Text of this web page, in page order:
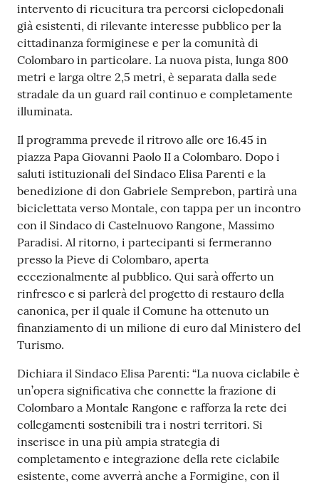
intervento di ricucitura tra percorsi ciclopedonali
già esistenti, di rilevante interesse pubblico per la
cittadinanza formiginese e per la comunità di
Colombaro in particolare. La nuova pista, lunga 800
metri e larga oltre 2,5 metri, è separata dalla sede
stradale da un guard rail continuo e completamente
illuminata.
Il programma prevede il ritrovo alle ore 16.45 in
piazza Papa Giovanni Paolo II a Colombaro. Dopo i
saluti istituzionali del Sindaco Elisa Parenti e la
benedizione di don Gabriele Semprebon, partirà una
biciclettata verso Montale, con tappa per un incontro
con il Sindaco di Castelnuovo Rangone, Massimo
Paradisi. Al ritorno, i partecipanti si fermeranno
presso la Pieve di Colombaro, aperta
eccezionalmente al pubblico. Qui sarà offerto un
rinfresco e si parlerà del progetto di restauro della
canonica, per il quale il Comune ha ottenuto un
finanziamento di un milione di euro dal Ministero del
Turismo.
Dichiara il Sindaco Elisa Parenti: “La nuova ciclabile è
un’opera significativa che connette la frazione di
Colombaro a Montale Rangone e rafforza la rete dei
collegamenti sostenibili tra i nostri territori. Si
inserisce in una più ampia strategia di
completamento e integrazione della rete ciclabile
esistente, come avverrà anche a Formigine, con il